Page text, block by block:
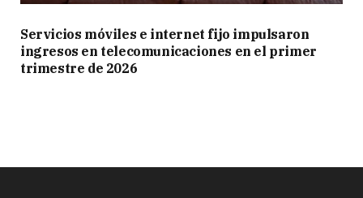
Servicios móviles e internet fijo impulsaron
ingresos en telecomunicaciones en el primer
trimestre de 2026